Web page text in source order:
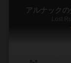
アルナック
Lost